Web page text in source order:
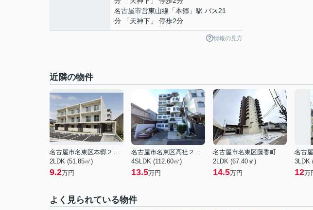
名古屋市営東山線 「本郷 」駅 バス21
分 「天神下」 停歩2分
情報の見方
近隣の物件
名古屋市名東区本郷２丁目
2LDK (51.85㎡)
9.2万円
名古屋市名東区高社２丁目
4SLDK (112.60㎡)
13.5万円
名古屋市名東区藤香町
2LDK (67.40㎡)
14.5万円
3LDK
12万
よく見られている物件